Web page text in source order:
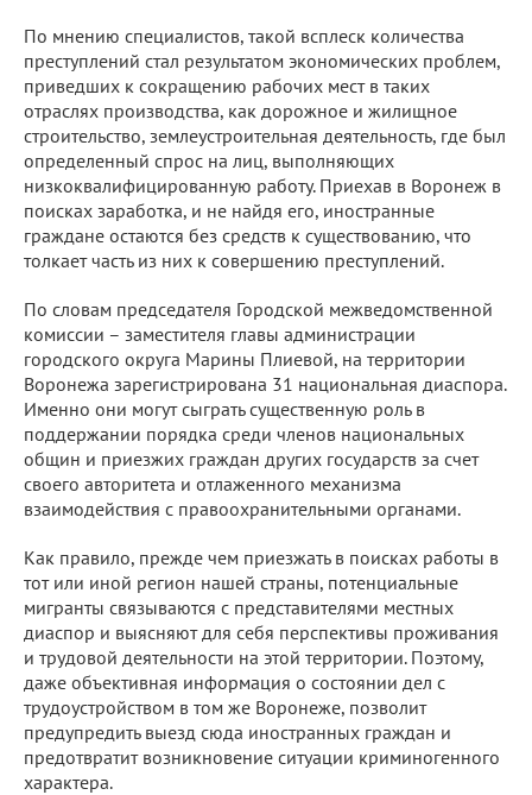
По мнению специалистов, такой всплеск количества
преступлений стал результатом экономических проблем,
приведших к сокращению рабочих мест в таких
отраслях производства, как дорожное и жилищное
строительство, землеустроительная деятельность, где был
определенный спрос на лиц, выполняющих
низкоквалифицированную работу. Приехав в Воронеж в
поисках заработка, и не найдя его, иностранные
граждане остаются без средств к существованию, что
толкает часть из них к совершению преступлений.
По словам председателя Городской межведомственной
комиссии – заместителя главы администрации
городского округа Марины Плиевой, на территории
Воронежа зарегистрирована 31 национальная диаспора.
Именно они могут сыграть существенную роль в
поддержании порядка среди членов национальных
общин и приезжих граждан других государств за счет
своего авторитета и отлаженного механизма
взаимодействия с правоохранительными органами.
Как правило, прежде чем приезжать в поисках работы в
тот или иной регион нашей страны, потенциальные
мигранты связываются с представителями местных
диаспор и выясняют для себя перспективы проживания
и трудовой деятельности на этой территории. Поэтому,
даже объективная информация о состоянии дел с
трудоустройством в том же Воронеже, позволит
предупредить выезд сюда иностранных граждан и
предотвратит возникновение ситуации криминогенного
характера.